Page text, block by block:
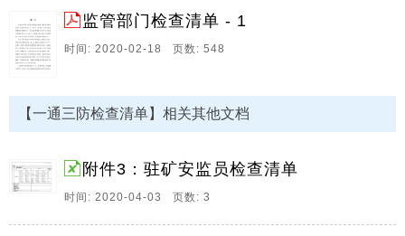
矿级领导执行入井带班 情况 是否实现井下交接班 带班
时间是否符合要求 查资料 人员定位 2 煤矿特种作业人
员配备是否满足要求 持证上岗 查资料 现场 3 煤矿执行
作业规程 操作规程及相关管理制度 查资料 现场 4 检查
线路上碰到的各岗。
15、更多煤矿精品资料，微信关注：煤矿安全知识 8.3
井全年原煤产量超过矿井核定生产能力110%的，或者矿
井月产量超过矿井核定生产能力10%的； （2）矿井开
拓、准备、。
监管部门检查清单 - 1
时间: 2020-02-18 页数: 548
【一通三防检查清单】相关其他文档
附件3：驻矿安监员检查清单
时间: 2020-04-03 页数: 3